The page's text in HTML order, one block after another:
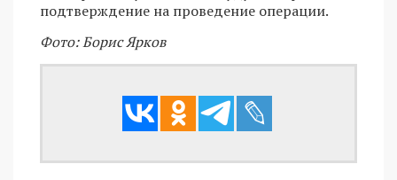
подтверждение на проведение операции.
Фото: Борис Ярков